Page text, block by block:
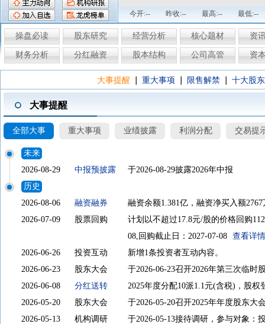
今开:-- 昨收:-- 最高:-- 最低:--
操盘必读 股东研究 经营分析 核心题材 资
财务分析 分红融资 股本结构 公司高管 资
大事提醒 重大事项 限售解禁 十大股
大事提醒
全部大事 重大事项 业绩披露 利润分配 交易提
未来
2026-08-29
中报预披露
于2026-08-29披露2026年中报
历史
2026-08-06
融资融券
融资余额1.381亿，融资净买入额
2026-07-09
股票回购
计划以不超过17.8元/股的价格回购
08,回购截止日：2027-07-08 查看详情
2026-06-26
投资互动
新增1条投资者互动内容。
2026-06-23
股东大会
于2026-06-23召开2026年第三次临时
2026-06-08
分红送转
2025年度分配10派1.1元(含税)，股权
2026-05-20
股东大会
于2026-05-20召开2025年年度股东大
2026-05-13
机构调研
于2026-05-13接待调研，参与对象：